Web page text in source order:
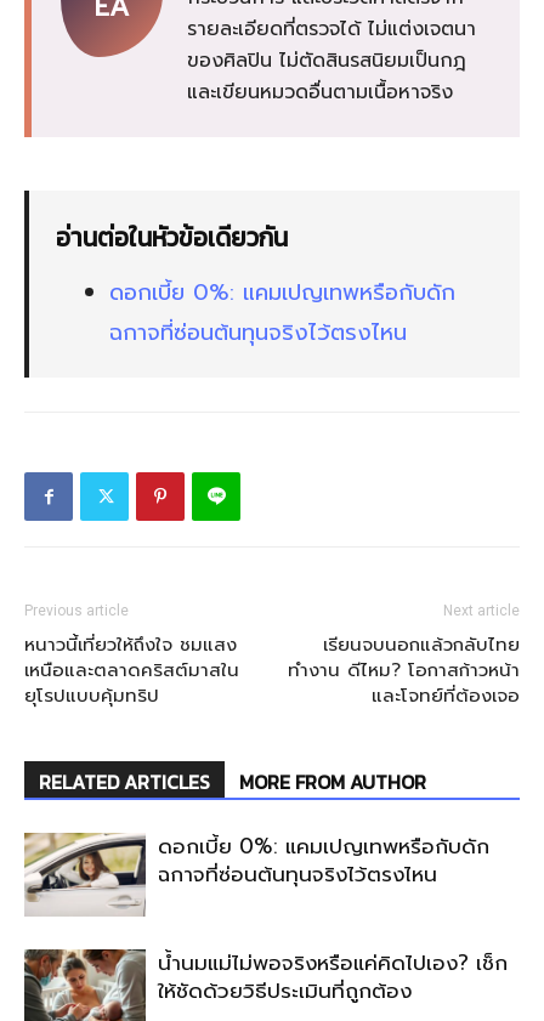
รายละเอียดที่ตรวจได้ ไม่แต่งเจตนา
ของศิลปิน ไม่ตัดสินรสนิยมเป็นกฎ
และเขียนหมวดอื่นตามเนื้อหาจริง
อ่านต่อในหัวข้อเดียวกัน
ดอกเบี้ย 0%: แคมเปญเทพหรือกับดัก
ฉกาจที่ซ่อนต้นทุนจริงไว้ตรงไหน
Previous article
หนาวนี้เที่ยวให้ถึงใจ ชมแสง
เหนือและตลาดคริสต์มาสใน
ยุโรปแบบคุ้มทริป
Next article
เรียนจบนอกแล้วกลับไทย
ทำงาน ดีไหม? โอกาสก้าวหน้า
และโจทย์ที่ต้องเจอ
RELATED ARTICLES MORE FROM AUTHOR
ดอกเบี้ย 0%: แคมเปญเทพหรือกับดัก
ฉกาจที่ซ่อนต้นทุนจริงไว้ตรงไหน
น้ำนมแม่ไม่พอจริงหรือแค่คิดไปเอง? เช็ก
ให้ชัดด้วยวิธีประเมินที่ถูกต้อง